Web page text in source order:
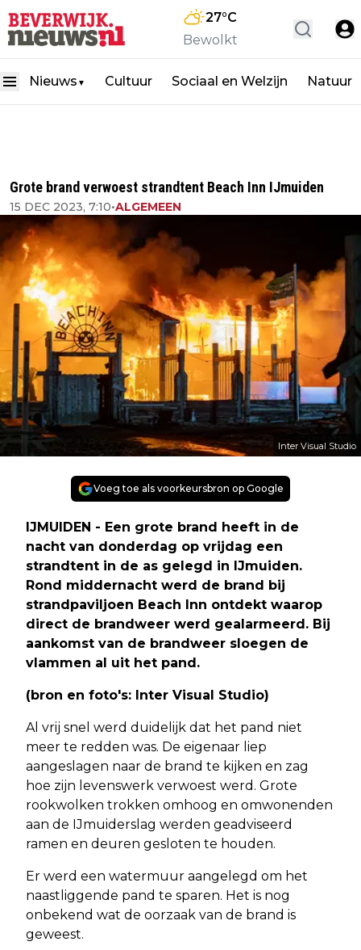
27°C
Bewolkt
Nieuws ▼ Cultuur Sociaal en Welzijn Natuur
Grote brand verwoest strandtent Beach Inn IJmuiden
15 DEC 2023, 7:10•ALGEMEEN
Inter Visual Studio
Voeg toe als voorkeursbron op Google
IJMUIDEN - Een grote brand heeft in de
nacht van donderdag op vrijdag een
strandtent in de as gelegd in IJmuiden.
Rond middernacht werd de brand bij
strandpaviljoen Beach Inn ontdekt waarop
direct de brandweer werd gealarmeerd. Bij
aankomst van de brandweer sloegen de
vlammen al uit het pand.
(bron en foto's: Inter Visual Studio)
Al vrij snel werd duidelijk dat het pand niet
meer te redden was. De eigenaar liep
aangeslagen naar de brand te kijken en zag
hoe zijn levenswerk verwoest werd. Grote
rookwolken trokken omhoog en omwonenden
aan de IJmuiderslag werden geadviseerd
ramen en deuren gesloten te houden.
Er werd een watermuur aangelegd om het
naastliggende pand te sparen. Het is nog
onbekend wat de oorzaak van de brand is
geweest.